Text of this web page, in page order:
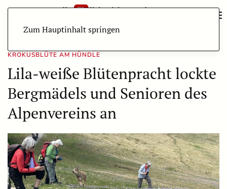
Zum Hauptinhalt springen
KROKUSBLÜTE AM HÜNDLE
Lila-weiße Blütenpracht lockte
Bergmädels und Senioren des
Alpenvereins an